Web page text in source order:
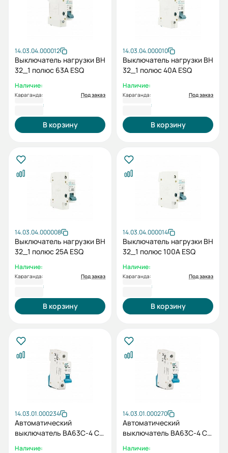
14.03.04.000012
Выключатель нагрузки ВН
32_1 полюс 63А ESQ
Наличие:
Караганда: Под заказ
В корзину
14.03.04.000010
Выключатель нагрузки ВН
32_1 полюс 40А ESQ
Наличие:
Караганда: Под заказ
В корзину
14.03.04.000008
Выключатель нагрузки ВН
32_1 полюс 25А ESQ
Наличие:
Караганда: Под заказ
В корзину
14.03.04.000014
Выключатель нагрузки ВН
32_1 полюс 100А ESQ
Наличие:
Караганда: Под заказ
В корзину
14.03.01.000234
Автоматический
выключатель ВА63C-4 C
Наличие:
14.03.01.000270
Автоматический
выключатель ВА63C-4 C
Наличие: